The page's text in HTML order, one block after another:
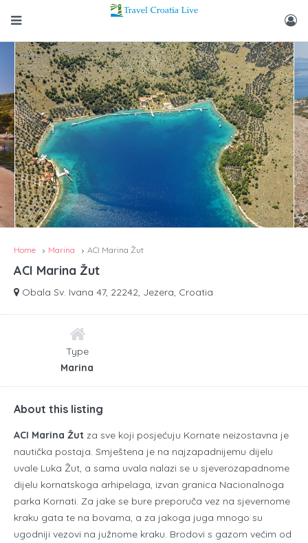
Home Marina ACI Marina Žut
ACI Marina Žut
Obala Sv. Ivana 47, 22242, Jezera, Croatia
Type
Marina
About this listing
ACI Marina Žut za sve koji posjećuju Kornate neizostavna je
nautička postaja. Smještena je na najzapadnijemu dijelu
uvale Luka Žut, a sama uvala nalazi se u sjeverozapadnome
dijelu kornatskoga arhipelaga, izvan granica Nacionalnoga
parka Kornati. Za jake se bure preporuča vez na sjevernome
kraku gata te na bovama, a za jakoga juga mnogo su
ugodniji vezovi na južnome kraku. Brodovi s gazom većim od